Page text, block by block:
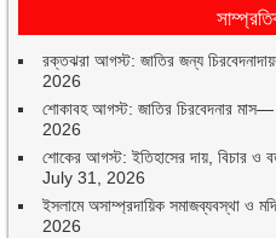
রক্তঝরা আগস্ট: জাতির জন্য
2026
শোকাবহ আগস্ট: জাতির চিরবেদনার
2026
শোকের আগস্ট: ইতিহাসের দায়, বিচার ও
July 31, 2026
ইসলামে অসাম্প্রদায়িক সমাজব্যবস্থা ও
2026